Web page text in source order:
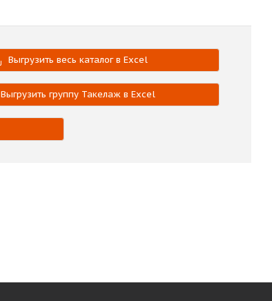
Выгрузить весь каталог в Excel
Выгрузить группу Такелаж в Excel